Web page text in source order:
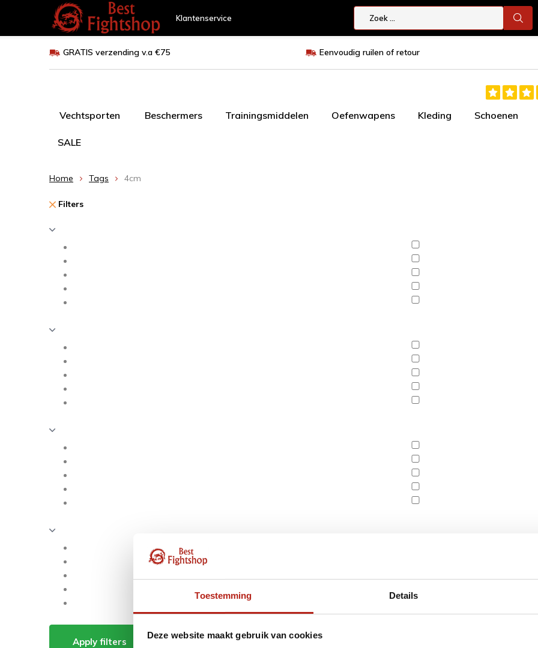
Toestemming Details
Deze website maakt gebruik van cookies
Klantenservice
GRATIS verzending v.a €75 Eenvoudig ruilen of retour
Vechtsporten Beschermers Trainingsmiddelen Oefenwapens Kleding Schoenen
SALE
Home Tags 4cm
Filters
Apply filters Producten getagd met 4cm